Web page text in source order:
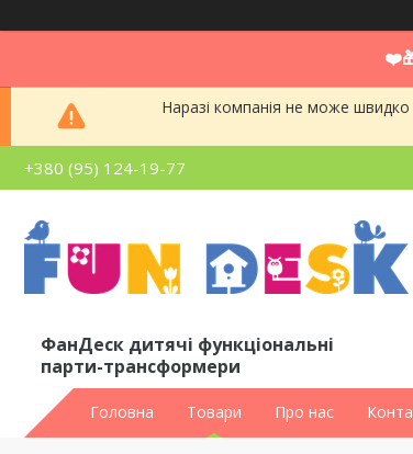
Наразі компанія не може швидко
+380 (95) 124-19-77
ФанДеск дитячі функціональні
парти-трансформери
Головна Товари Про нас